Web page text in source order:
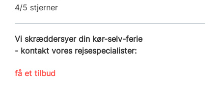
4/5 stjerner
Vi skræddersyer din kør-selv-ferie
- kontakt vores rejsespecialister:
få et tilbud